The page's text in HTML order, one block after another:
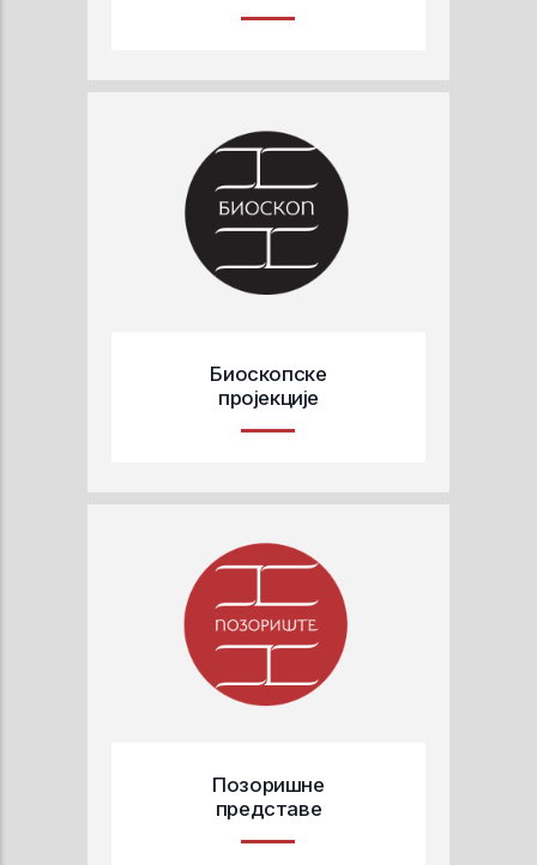
Биоскопске
пројекције
Позоришне
представе